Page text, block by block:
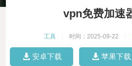
vpn免费加速
工具 时间：2025-09-22
安卓下载 苹果下载